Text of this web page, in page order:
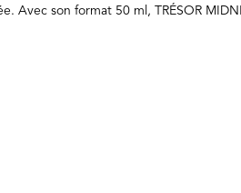
son format 50 ml, TRÉSOR